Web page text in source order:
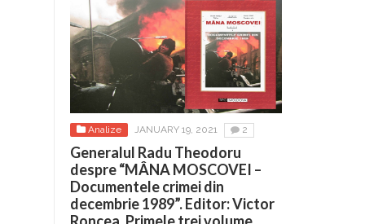
Analize JANUARY 19, 2021 2
Generalul Radu Theodoru
despre “MÂNA MOSCOVEI –
Documentele crimei din
decembrie 1989”. Editor: Victor